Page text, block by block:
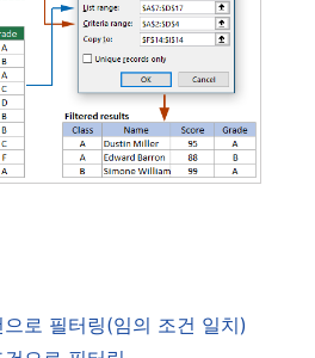
로 필터링(임의 조건 일치)